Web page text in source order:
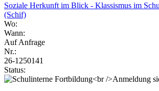
Soziale Herkunft im Blick - Klassismus im
(Schif)
Wo:
Wann:
Auf Anfrage
Nr.:
26-1250141
Status: